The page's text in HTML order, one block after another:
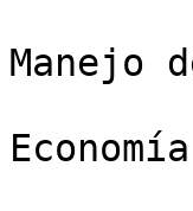
Manejo